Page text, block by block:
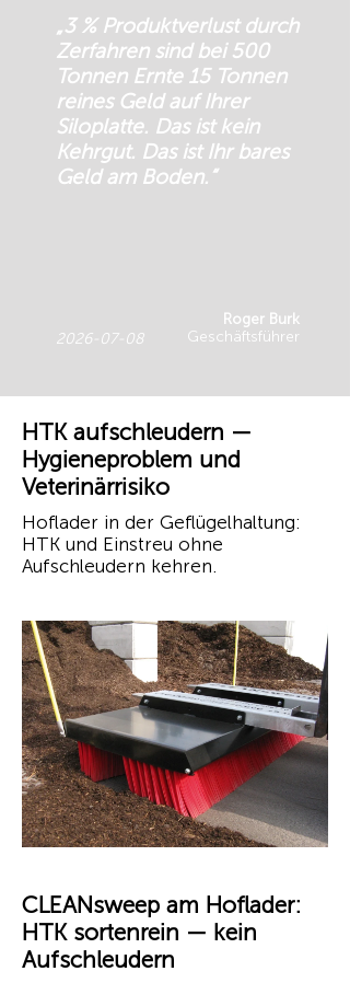
„3 % Produktverlust durch
Zerfahren sind bei 500
Tonnen Ernte 15 Tonnen
reines Geld auf Ihrer
Siloplatte. Das ist kein
Kehrgut. Das ist Ihr bares
Geld am Boden.“
2026-07-08
Roger Burk
Geschäftsführer
HTK aufschleudern —
Hygieneproblem und
Veterinärrisiko
Hoflader in der Geflügelhaltung:
HTK und Einstreu ohne
Aufschleudern kehren.
CLEANsweep am Hoflader:
HTK sortenrein — kein
Aufschleudern